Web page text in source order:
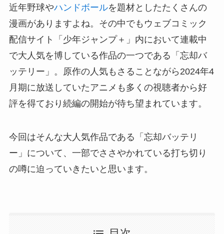
近年野球やハンドボールを題材としたたくさんの
漫画がありますよね。その中でもウェブコミック
配信サイト「少年ジャンプ＋」内において連載中
で大人気を博している作品の一つである「忘却バ
ッテリー」。原作の人気もさることながら2024年4
月期に放送していたアニメも多くの視聴者から好
評を得ており続編の開始が待ち望まれています。
今回はそんな大人気作品である「忘却バッテリ
ー」について、一部でささやかれている打ち切り
の噂に迫っていきたいと思います。